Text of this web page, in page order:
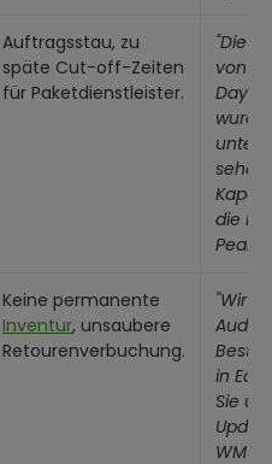
Auftragsstau, zu
späte Cut-off-Zeiten
für Paketdienstleister.
"Die
von
Day-
wurde
sehen
die
Peak-
Keine permanente
Inventur, unsaubere
Retourenverbuchung.
"Wir
Audit-
in
Sie
WMS-